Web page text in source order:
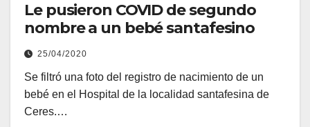
Le pusieron COVID de segundo
nombre a un bebé santafesino
25/04/2020
Se filtró una foto del registro de nacimiento de un
bebé en el Hospital de la localidad santafesina de
Ceres.…